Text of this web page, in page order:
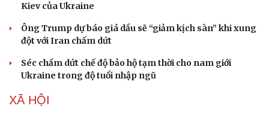
Kiev của Ukraine
Ông Trump dự báo giá dầu sẽ “giảm kịch sàn” khi xung
đột với Iran chấm dứt
Séc chấm dứt chế độ bảo hộ tạm thời cho nam giới
Ukraine trong độ tuổi nhập ngũ
XÃ HỘI